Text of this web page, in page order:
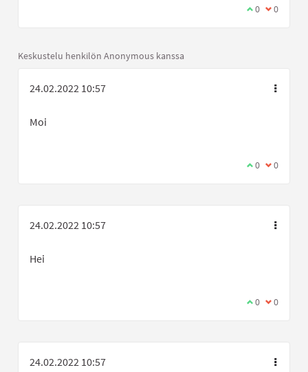
Olen samaa
0 Olen eri
0
Keskustelu henkilön Anonymous kanssa
24.02.2022 10:57
Moi
Olen samaa
0 Olen eri
0
24.02.2022 10:57
Hei
Olen samaa
0 Olen eri
0
24.02.2022 10:57